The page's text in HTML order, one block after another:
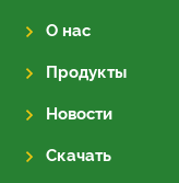
О нас
Продукты
Новости
Скачать